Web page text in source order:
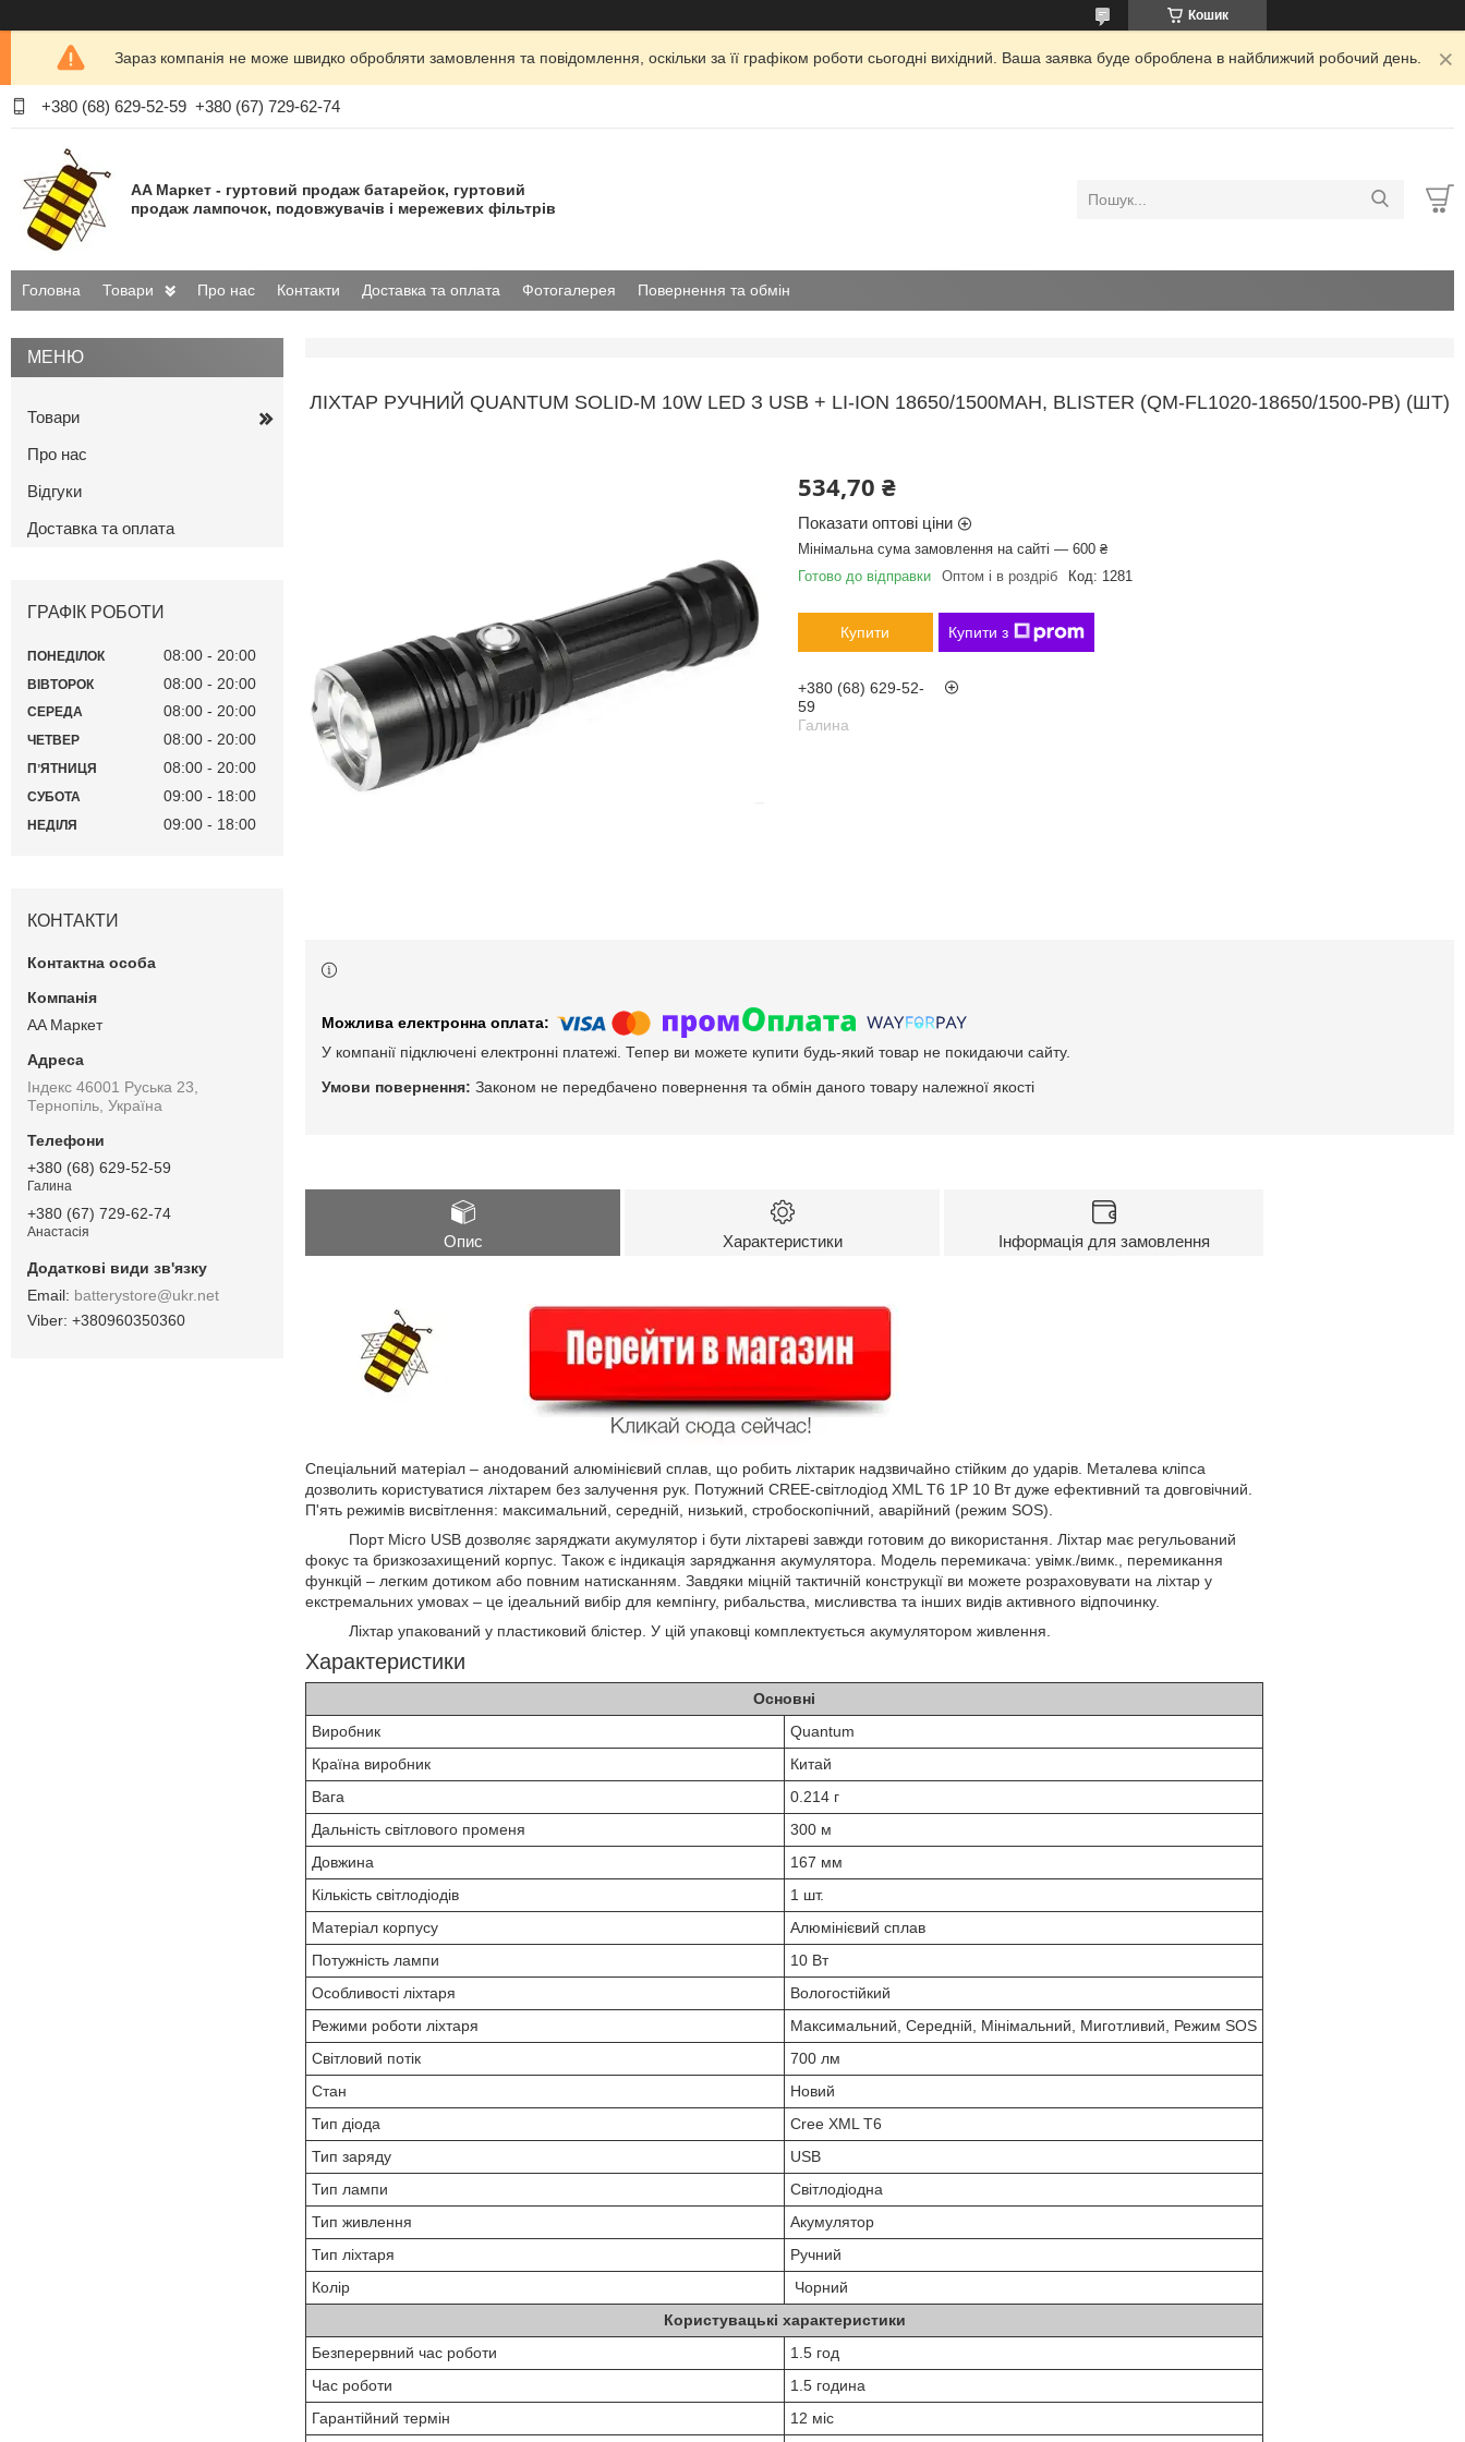
Кошик
Зараз компанія не може швидко обробляти замовлення та повідомлення, оскільки за її графіком роботи сьогодні вихідний. Ваша заявка буде оброблена в найближчий робочий день.
+380 (68) 629-52-59 +380 (67) 729-62-74
AA Маркет - гуртовий продаж батарейок, гуртовий
продаж лампочок, подовжувачів і мережевих фільтрів
Головна Товари Про нас Контакти Доставка та оплата Фотогалерея Повернення та обмін
ЛІХТАР РУЧНИЙ QUANTUM SOLID-M 10W LED З USB + LI-ION 18650/1500MAH, BLISTER (QM-FL1020-18650/1500-PB) (ШТ)
534,70 ₴
Показати оптові ціни
Мінімальна сума замовлення на сайті — 600 ₴
Готово до відправки
Оптом і в роздріб Код: 1281
Купити Купити з
+380 (68) 629-52-
59
Галина
У компанії підключені електронні платежі. Тепер ви можете купити будь-який товар не покидаючи сайту.
Законом не передбачено повернення та обмін даного товару належної якості
Опис Характеристики Інформація для замовлення
Спеціальний матеріал – анодований алюмінієвий сплав, що робить ліхтарик надзвичайно стійким до ударів. Металева кліпса
дозволить користуватися ліхтарем без залучення рук. Потужний CREE-світлодіод XML T6 1P 10 Вт дуже ефективний та довговічний.
П'ять режимів висвітлення: максимальний, середній, низький, стробоскопічний, аварійний (режим SOS).
Порт Micro USB дозволяє заряджати акумулятор і бути ліхтареві завжди готовим до використання. Ліхтар має регульований
фокус та бризкозахищений корпус. Також є індикація заряджання акумулятора. Модель перемикача: увімк./вимк., перемикання
функцій – легким дотиком або повним натисканням. Завдяки міцній тактичній конструкції ви можете розраховувати на ліхтар у
екстремальних умовах – це ідеальний вибір для кемпінгу, рибальства, мисливства та інших видів активного відпочинку.
Ліхтар упакований у пластиковий блістер. У цій упаковці комплектується акумулятором живлення.
Характеристики
Основні
Виробник
Quantum
Країна виробник
Китай
Вага
0.214 г
Дальність світлового променя
300 м
Довжина
167 мм
Кількість світлодіодів
1 шт.
Матеріал корпусу
Алюмінієвий сплав
Потужність лампи
10 Вт
Особливості ліхтаря
Вологостійкий
Режими роботи ліхтаря
Максимальний, Середній, Мінімальний, Миготливий, Режим SOS
Світловий потік
700 лм
Стан
Новий
Тип діода
Cree XML T6
Тип заряду
USB
Тип лампи
Світлодіодна
Тип живлення
Акумулятор
Тип ліхтаря
Ручний
Колір
Чорний
Користувацькі характеристики
Безперервний час роботи
1.5 год
Час роботи
1.5 година
Гарантійний термін
12 міс
Товари
Про нас
Відгуки
Доставка та оплата
ГРАФІК РОБОТИ
ПОНЕДІЛОК 08:00 20:00
ВІВТОРОК 08:00 20:00
СЕРЕДА 08:00 20:00
ЧЕТВЕР 08:00 20:00
ПʼЯТНИЦЯ 08:00 20:00
СУБОТА 09:00 18:00
НЕДІЛЯ 09:00 18:00
КОНТАКТИ
AA Маркет
Індекс 46001 Руська 23,
Тернопіль, Україна
+380 (68) 629-52-59
Галина
+380 (67) 729-62-74
Анастасія
batterystore@ukr.net
+380960350360